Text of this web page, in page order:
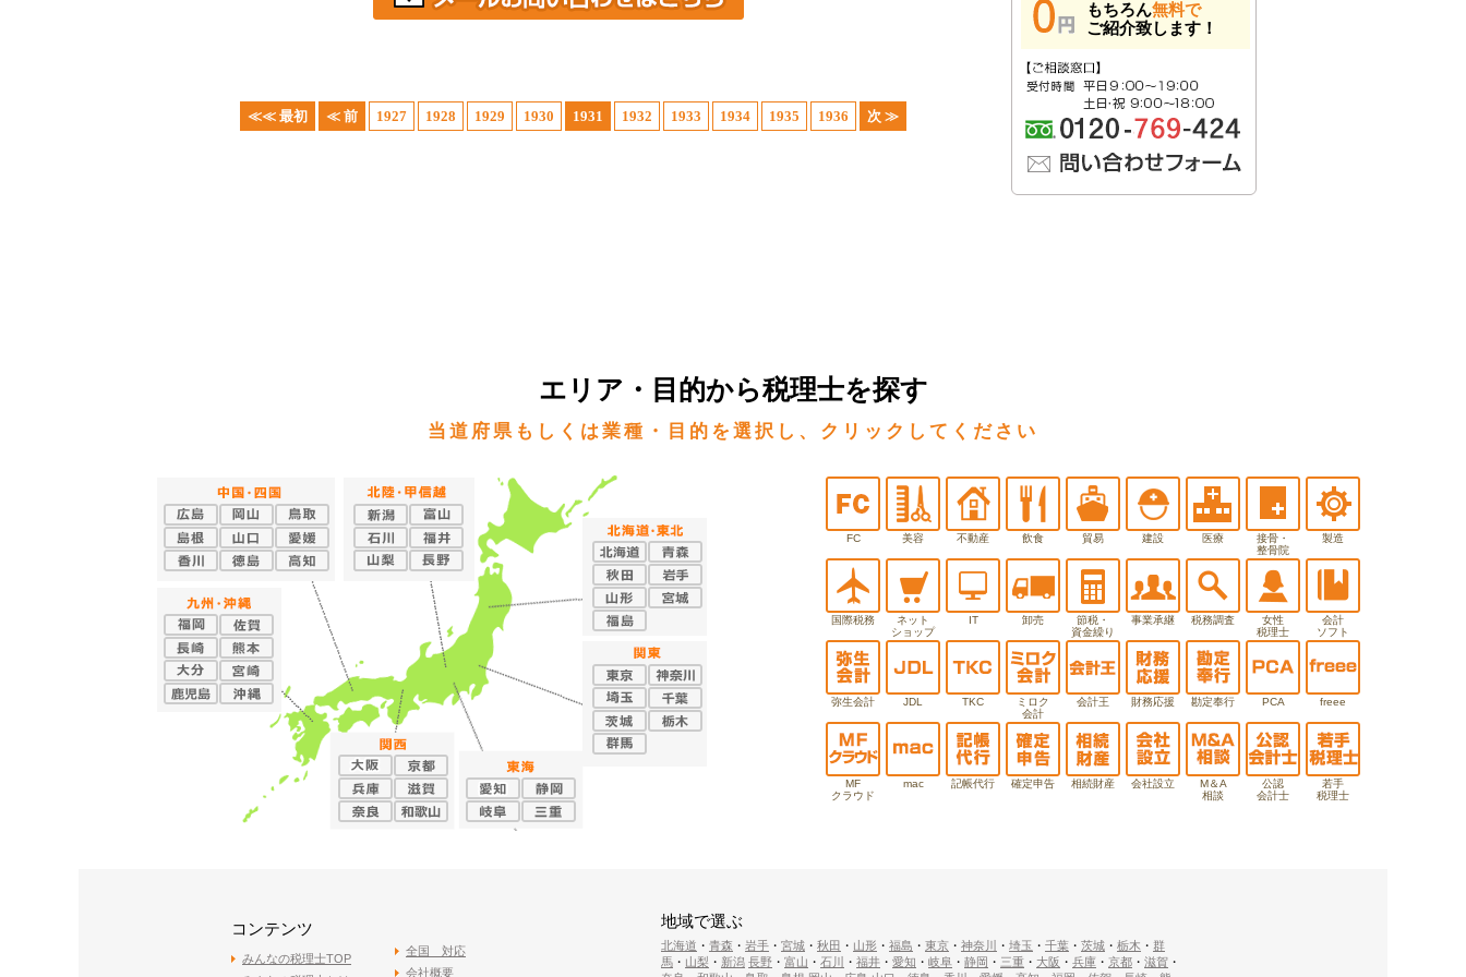
≪≪ 最初 ≪ 前 1927 1928 1929 1930 1931 1932 1933 1934 1935 1936 次 ≫
もちろん無料で
ご紹介致します！
エリア・目的から税理士を探す
当道府県もしくは業種・目的を選択し、クリックしてください
FC 美容 不動産 飲食 貿易 建設 医療
接骨・
整骨院
製造
国際税務
ネット
ショップ
IT 卸売
節税・
資金繰り
事業承継 税務調査
女性
税理士
会計
ソフト
弥生会計 JDL TKC
ミロク
会計
会計王 財務応援 勘定奉行 PCA freee
MF
クラウド
mac 記帳代行 確定申告 相続財産 会社設立
M＆A
相談
公認
会計士
若手
税理士
コンテンツ
みんなの税理士TOP
全国 対応
会社概要
地域で選ぶ
北海道 ・ 青森 ・ 岩手 ・ 宮城 ・ 秋田 ・ 山形 ・ 福島 ・ 東京 ・ 神奈川 ・ 埼玉 ・ 千葉 ・ 茨城 ・ 栃木 ・ 群
馬 ・ 山梨 ・ 新潟 長野 ・ 富山 ・ 石川 ・ 福井 ・ 愛知 ・ 岐阜 ・ 静岡 ・ 三重 ・ 大阪 ・ 兵庫 ・ 京都 ・ 滋賀 ・